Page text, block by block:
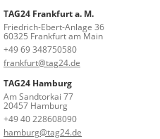
TAG24 Frankfurt a. M.
Friedrich-Ebert-Anlage 36
60325 Frankfurt am Main
+49 69 348750580
frankfurt@tag24.de
TAG24 Hamburg
Am Sandtorkai 77
20457 Hamburg
+49 40 228608090
hamburg@tag24.de